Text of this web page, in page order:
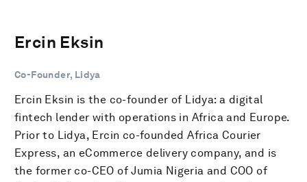
Ercin Eksin
Co-Founder, Lidya
Ercin Eksin is the co-founder of Lidya: a digital
fintech lender with operations in Africa and Europe.
Prior to Lidya, Ercin co-founded Africa Courier
Express, an eCommerce delivery company, and is
the former co-CEO of Jumia Nigeria and COO of